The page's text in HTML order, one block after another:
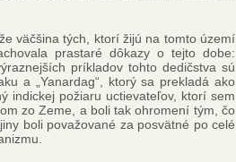
väčšina tých, ktorí žijú na tomto území
prastaré dôkazy o tejto dobe:
príkladov tohto dedičstva sú
a „Yanardag“, ktorý sa prekladá ako
indickej požiaru uctievateľov, ktorí sem
zo Zeme, a boli tak ohromení tým, čo
boli považované za posvätné po celé